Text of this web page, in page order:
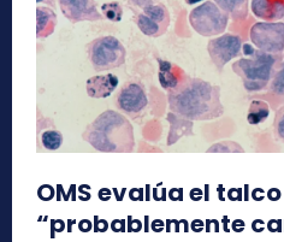
OMS evalúa el
“probablemente